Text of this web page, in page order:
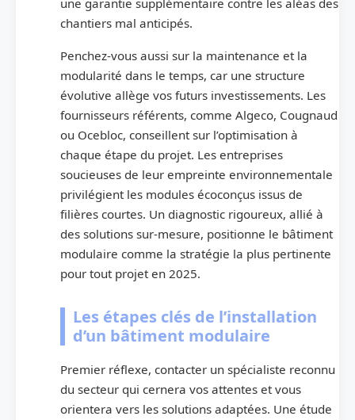
une garantie supplémentaire contre les aléas des
chantiers mal anticipés.
Penchez-vous aussi sur la maintenance et la
modularité dans le temps, car une structure
évolutive allège vos futurs investissements. Les
fournisseurs référents, comme Algeco, Cougnaud
ou Ocebloc, conseillent sur l’optimisation à
chaque étape du projet. Les entreprises
soucieuses de leur empreinte environnementale
privilégient les modules écoconçus issus de
filières courtes. Un diagnostic rigoureux, allié à
des solutions sur-mesure, positionne le bâtiment
modulaire comme la stratégie la plus pertinente
pour tout projet en 2025.
Les étapes clés de l’installation
d’un bâtiment modulaire
Premier réflexe, contacter un spécialiste reconnu
du secteur qui cernera vos attentes et vous
orientera vers les solutions adaptées. Une étude